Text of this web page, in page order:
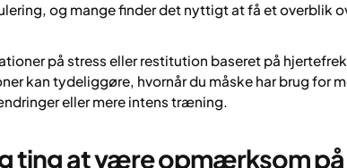
og mange finder det nyttigt at få et overblik
på stress eller restitution baseret på
kan tydeliggøre, hvornår du måske har brug for
eller mere intens træning.
ting at være opmærksom på